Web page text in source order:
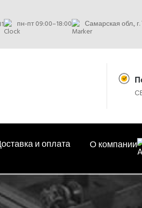
пн-пт 09:00–18:00 Самарская обл.,
и оплата О компании